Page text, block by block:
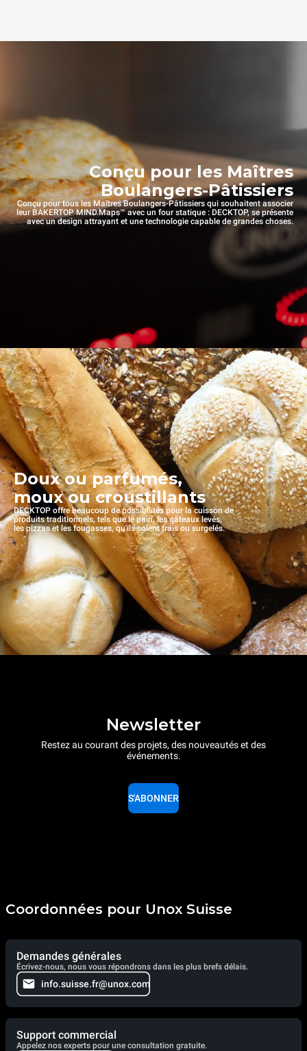
Conçu pour les Maîtres
Boulangers-Pâtissiers
Conçu pour tous les Maîtres Boulangers-Pâtissiers qui souhaitent associer
leur BAKERTOP MIND.Maps™ avec un four statique : DECKTOP, se présente
avec un design attrayant et une technologie capable de grandes choses.
Doux ou parfumés,
moux ou croustillants
DECKTOP offre beaucoup de possibilités pour la cuisson de
produits traditionnels, tels que le pain, les gâteaux levés,
les pizzas et les fougasses, qu'ils soient frais ou surgelés.
Newsletter
Restez au courant des projets, des nouveautés et des
événements.
S'ABONNER
Coordonnées pour Unox Suisse
Demandes générales
Écrivez-nous, nous vous répondrons dans les plus brefs délais.
info.suisse.fr@unox.com
Support commercial
Appelez nos experts pour une consultation gratuite.